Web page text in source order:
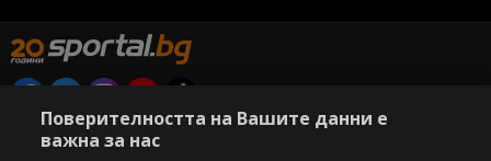
Copyright © 2007-2026 Агенция Спортал. Всички права запазени.
Този уебсайт е собственост на
Поверителността на Вашите данни е
важна за нас